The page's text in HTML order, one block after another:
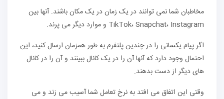
مخاطبان شما نمی توانند در یک زمان در یک مکان باشند. آنها بین
TikTok، Snapchat، Instagram و موارد دیگر می پرند.
اگر پیام یکسانی را در چندین پلتفرم به طور همزمان ارسال کنید، این
احتمال وجود دارد که آنها آن را در یک کانال ببینند و آن را در کانال
های دیگر از دست بدهند.
وقتی این اتفاق می افتد به نرخ تعامل شما آسیب می زند و می